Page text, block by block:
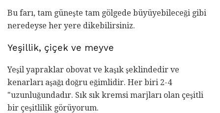
Bu farı, tam güneşte tam gölgede büyüyebileceği gibi
neredeyse her yere dikebilirsiniz.
Yeşillik, çiçek ve meyve
Yeşil yapraklar obovat ve kaşık şeklindedir ve
kenarları aşağı doğru eğimlidir. Her biri 2-4
"uzunluğundadır. Sık sık kremsi marjları olan çeşitli
bir çeşitlilik görüyorum.